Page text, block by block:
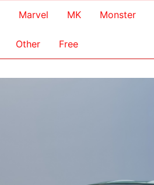
Marvel MK Monster
Other Free